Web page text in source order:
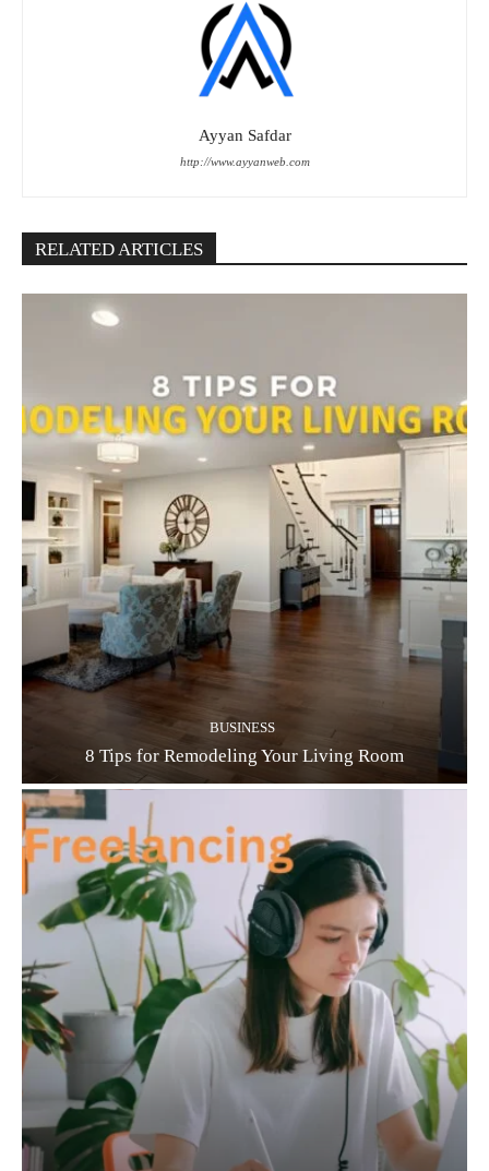
Ayyan Safdar
http://www.ayyanweb.com
RELATED ARTICLES
BUSINESS
8 Tips for Remodeling Your Living Room